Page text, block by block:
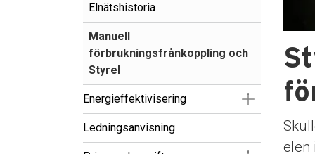
Elnätshistoria
Manuell
förbrukningsfrånkoppling och
Styrel
Energieffektivisering Visa/Göm
Ledningsanvisning
elen